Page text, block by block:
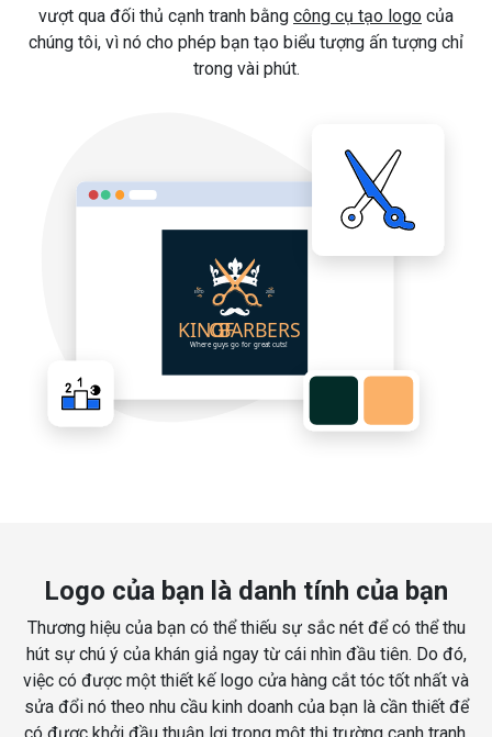
vượt qua đối thủ cạnh tranh bằng công cụ tạo logo của
chúng tôi, vì nó cho phép bạn tạo biểu tượng ấn tượng chỉ
trong vài phút.
Logo của bạn là danh tính của bạn
Thương hiệu của bạn có thể thiếu sự sắc nét để có thể thu
hút sự chú ý của khán giả ngay từ cái nhìn đầu tiên. Do đó,
việc có được một thiết kế logo cửa hàng cắt tóc tốt nhất và
sửa đổi nó theo nhu cầu kinh doanh của bạn là cần thiết để